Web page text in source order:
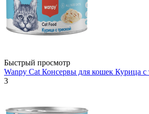
Быстрый просмотр
Wanpy Cat Консервы для кошек Курица с
3